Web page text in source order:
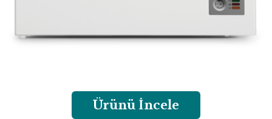
Ürünü İncele